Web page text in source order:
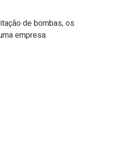
de bombas, os
empresa.